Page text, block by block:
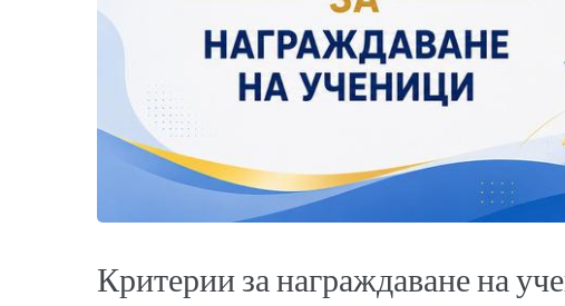
Критерии за награждаване на